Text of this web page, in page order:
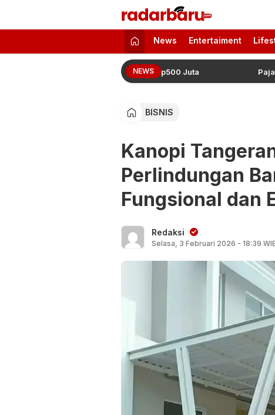
radarbaru.com
Informasi Berita Terbaru dan Terkini
News Entertaiment
NEWS
2 hingga 4 Dapat Tambahan Rp500 Juta Pajak
BISNIS
Kanopi
Perlindungan
Fungsional dan
Redaksi
Selasa, 3 Februari 2026 - 18:39